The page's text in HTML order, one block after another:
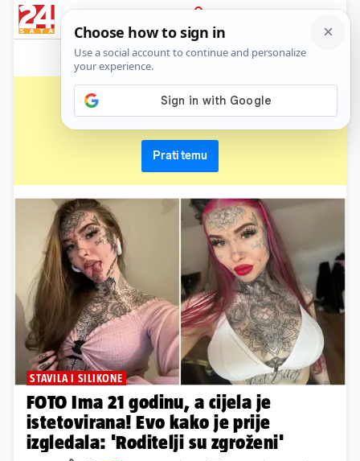
PRIJAVA
News
tetovaža
Prati temu
STAVILA I SILIKONE
FOTO Ima 21 godinu, a cijela je
istetovirana! Evo kako je prije
izgledala: 'Roditelji su zgroženi'